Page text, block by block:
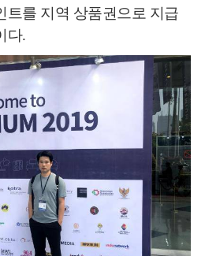
트를 지역 상품권으로 지급
다.